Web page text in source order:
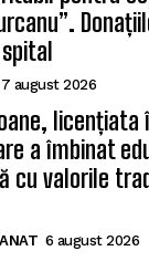
7 august 2026
licențiata
a îmbinat
cu valorile
6 august 2026